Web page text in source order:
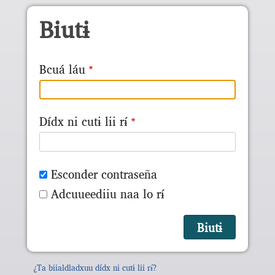
Skip to main content
Biutɨ
Bcuá láu
Dídx ni cutɨ lii rɨ́
Esconder contraseña
Adcuueediiu naa lo rɨ́
¿Ta biialdladxuu dídx ni cutɨ lii rɨ́?